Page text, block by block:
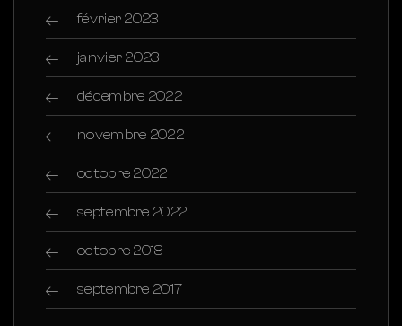
février 2023
janvier 2023
décembre 2022
novembre 2022
octobre 2022
septembre 2022
octobre 2018
septembre 2017